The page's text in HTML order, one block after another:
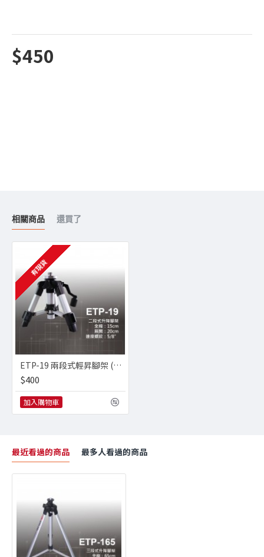
$450
相關商品 還買了
有現貨
ETP-19 兩段式輕昇腳架 (適貼30cm / 60cm壁磚) 送 **延伸桿** (雷射水平儀/墨線儀專用)
$400
加入購物車
最近看過的商品 最多人看過的商品